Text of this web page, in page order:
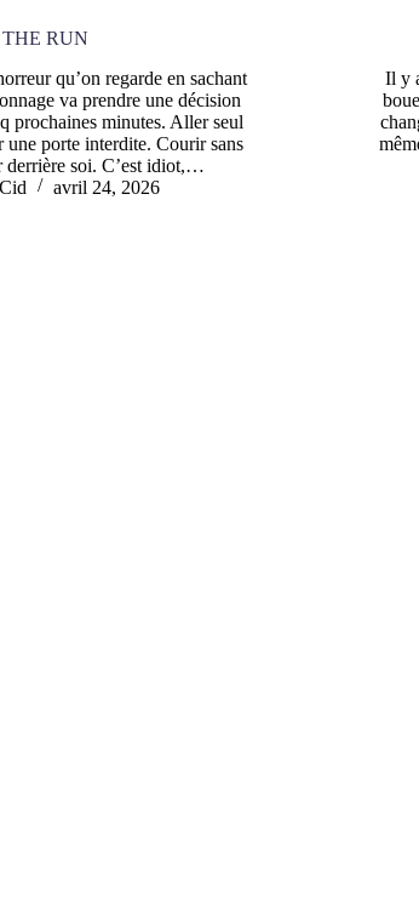
THE RUN
qu’on regarde en sachant
va prendre une décision
prochaines minutes. Aller seul
une porte interdite. Courir sans
derrière soi. C’est idiot,…
avril 24, 2026
Il y